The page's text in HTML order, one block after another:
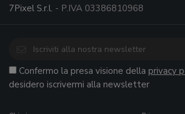
7Pixel S.r.l. - P.IVA 03386810968
Confermo la presa visione della privacy
desidero iscrivermi alla newsletter